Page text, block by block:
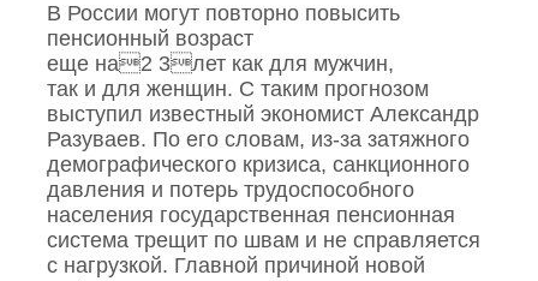
В России могут повторно повысить
пенсионный возраст
еще на2 3лет как для мужчин,
так и для женщин. С таким прогнозом
выступил известный экономист Александр
Разуваев. По его словам, из‑за затяжного
демографического кризиса, санкционного
давления и потерь трудоспособного
населения государственная пенсионная
система трещит по швам и не справляется
с нагрузкой. Главной причиной новой